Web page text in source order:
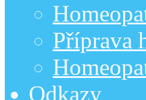
Příprava
Odkazy